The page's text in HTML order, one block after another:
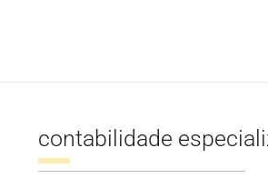
contabilidade